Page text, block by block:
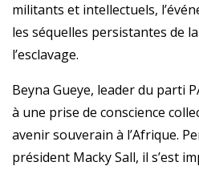
militants et intellectuels,
les séquelles persistantes de
l’esclavage.
Beyna Gueye, leader du parti
à une prise de conscience
avenir souverain à l’Afrique.
président Macky Sall, il s’est